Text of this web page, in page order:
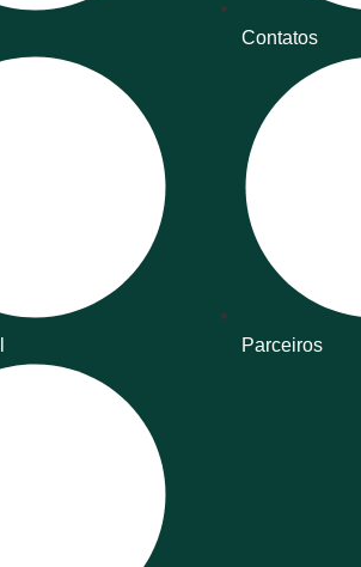
Contatos
Parceiros